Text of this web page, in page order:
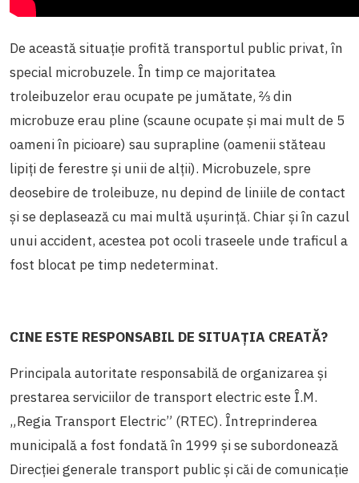
De această situație profită transportul public privat, în
special microbuzele. În timp ce majoritatea
troleibuzelor erau ocupate pe jumătate, ⅔ din
microbuze erau pline (scaune ocupate și mai mult de 5
oameni în picioare) sau suprapline (oamenii stăteau
lipiți de ferestre și unii de alții). Microbuzele, spre
deosebire de troleibuze, nu depind de liniile de contact
și se deplasează cu mai multă ușurință. Chiar și în cazul
unui accident, acestea pot ocoli traseele unde traficul a
fost blocat pe timp nedeterminat.
CINE ESTE RESPONSABIL DE SITUAȚIA CREATĂ?
Principala autoritate responsabilă deorganizarea și
prestarea serviciilor de transport electriceste Î.M.
„Regia Transport Electric” (RTEC). Întreprinderea
municipală a fost fondată în 1999 și se subordonează
Direcției generale transport public și căi de comunicație